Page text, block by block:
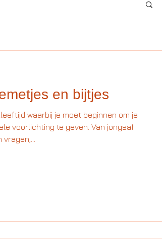
en bijtjes
waarbij je moet beginnen om je
voorlichting te geven. Van jongsaf